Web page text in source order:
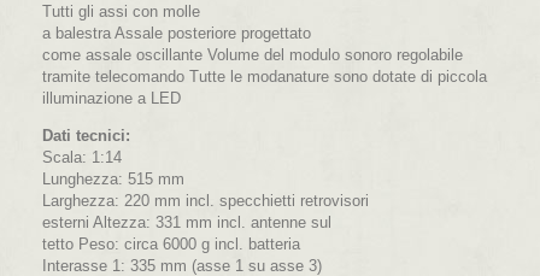
Tutti gli assi con molle
a balestra Assale posteriore progettato
come assale oscillante Volume del modulo sonoro regolabile
tramite telecomando Tutte le modanature sono dotate di piccola
illuminazione a LED
Dati tecnici:
Scala: 1:14
Lunghezza: 515 mm
Larghezza: 220 mm incl. specchietti retrovisori
esterni Altezza: 331 mm incl. antenne sul
tetto Peso: circa 6000 g incl. batteria
Interasse 1: 335 mm (asse 1 su asse 3)